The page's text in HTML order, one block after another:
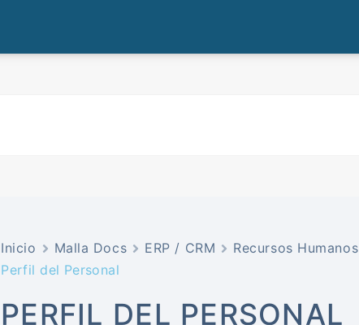
Inicio Malla Docs ERP / CRM Recursos Humanos
Perfil del Personal
PERFIL DEL PERSONAL